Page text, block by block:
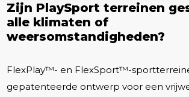
Zijn PlaySport terreinen
alle klimaten of
weersomstandigheden?
FlexPlay™- en FlexSport™-
gepatenteerde ontwerp voor een